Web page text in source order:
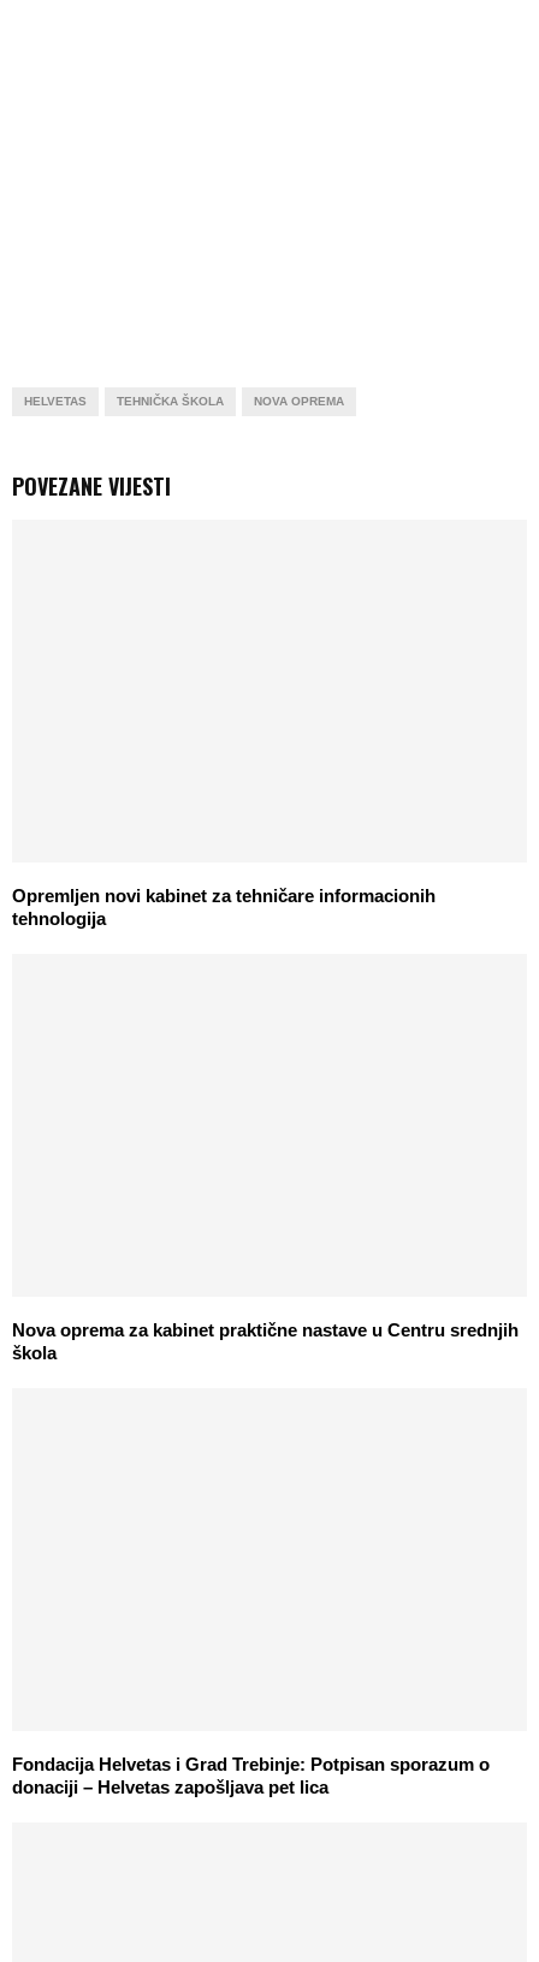
HELVETAS TEHNIČKA ŠKOLA NOVA OPREMA
POVEZANE VIJESTI
Opremljen novi kabinet za tehničare informacionih
tehnologija
Nova oprema za kabinet praktične nastave u Centru srednjih
škola
Fondacija Helvetas i Grad Trebinje: Potpisan sporazum o
donaciji – Helvetas zapošljava pet lica